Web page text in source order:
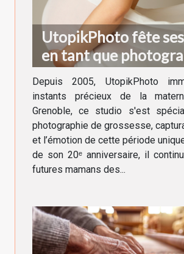
UtopikPhoto fête
en tant que
grossesse à
Depuis 2005, UtopikPhoto
instants précieux de la
Grenoble, ce studio s'est
photographie de grossesse,
et l’émotion de cette période
de son 20ᵉ anniversaire, il
futures mamans des...